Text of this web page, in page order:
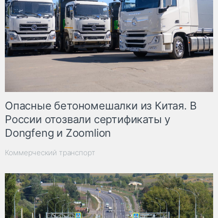
Опасные бетономешалки из Китая. В
России отозвали сертификаты у
Dongfeng и Zoomlion
Коммерческий транспорт